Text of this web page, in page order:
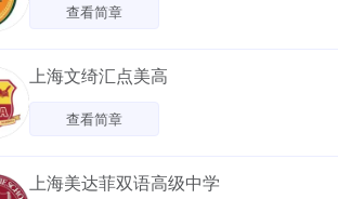
查看简章
上海文绮汇点美高
查看简章
上海美达菲双语高级中学